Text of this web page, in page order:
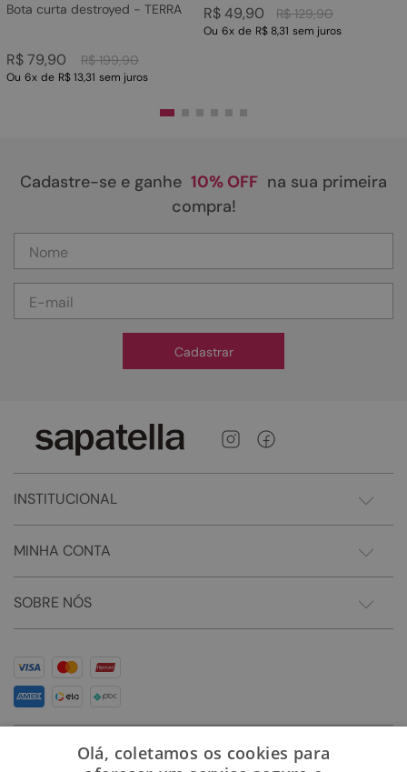
Bota curta destroyed - TERRA
R$ 199,90
R$79,90
Ou 6x de R$ 13,31 sem juros
R$ 129,90
R$49,90
Ou 6x de R$ 8,31 sem juros
Cadastre-se e ganhe 10% OFF na sua primeira
compra!
Cadastrar
INSTITUCIONAL
MINHA CONTA
SOBRE NÓS
Olá, coletamos os cookies para